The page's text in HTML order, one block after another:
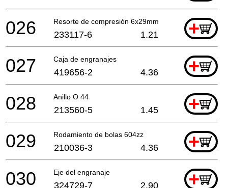
Resorte de compresión 6x29mm +
026 233117-6 1.21
Caja de engranajes +
027 419656-2 4.36
Anillo O 44 +
028 213560-5 1.45
Rodamiento de bolas 604zz +
029 210036-3 4.36
Eje del engranaje +
030 324729-7 2.90